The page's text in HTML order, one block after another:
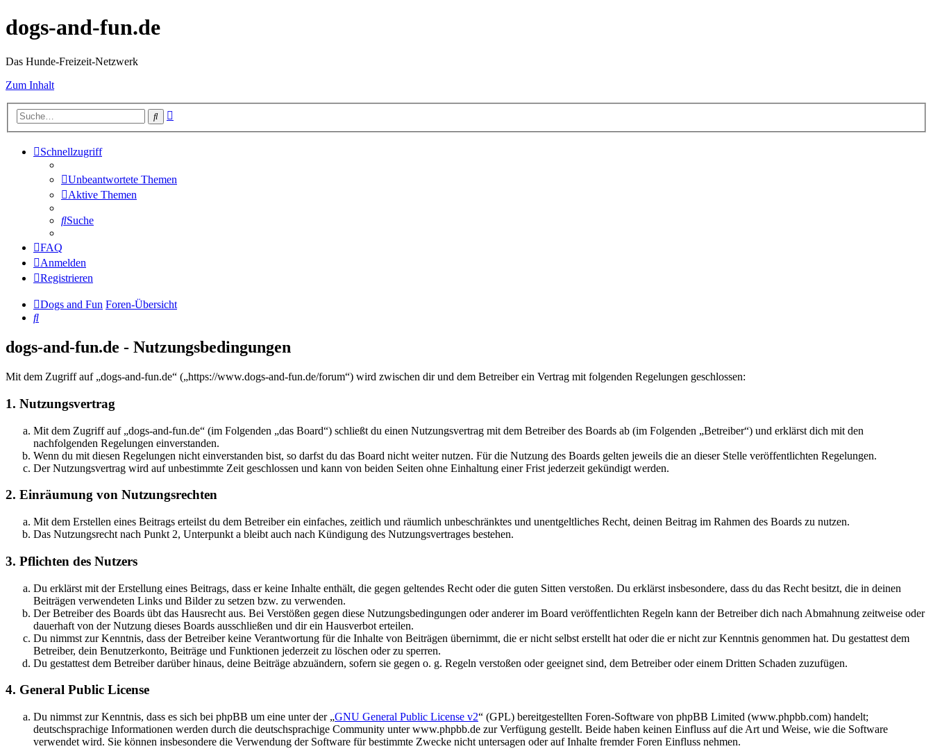
dogs-and-fun.de
Das Hunde-Freizeit-Netzwerk
Zum Inhalt
Suche
Schnellzugriff
Unbeantwortete Themen
Aktive Themen
Suche
FAQ
Anmelden
Registrieren
Dogs and Fun Foren-Übersicht
Suche
dogs-and-fun.de - Nutzungsbedingungen
Mit dem Zugriff auf „dogs-and-fun.de“ („https://www.dogs-and-fun.de/forum“) wird zwischen dir und dem Betreiber ein Vertrag mit folgenden Regelungen geschlossen:
1. Nutzungsvertrag
Mit dem Zugriff auf „dogs-and-fun.de“ (im Folgenden „das Board“) schließt du einen Nutzungsvertrag mit dem Betreiber des Boards ab (im Folgenden „Betreiber“) und erklärst dich mit den
nachfolgenden Regelungen einverstanden.
Wenn du mit diesen Regelungen nicht einverstanden bist, so darfst du das Board nicht weiter nutzen. Für die Nutzung des Boards gelten jeweils die an dieser Stelle veröffentlichten Regelungen.
Der Nutzungsvertrag wird auf unbestimmte Zeit geschlossen und kann von beiden Seiten ohne Einhaltung einer Frist jederzeit gekündigt werden.
2. Einräumung von Nutzungsrechten
Mit dem Erstellen eines Beitrags erteilst du dem Betreiber ein einfaches, zeitlich und räumlich unbeschränktes und unentgeltliches Recht, deinen Beitrag im Rahmen des Boards zu nutzen.
Das Nutzungsrecht nach Punkt 2, Unterpunkt a bleibt auch nach Kündigung des Nutzungsvertrages bestehen.
3. Pflichten des Nutzers
Du erklärst mit der Erstellung eines Beitrags, dass er keine Inhalte enthält, die gegen geltendes Recht oder die guten Sitten verstoßen. Du erklärst insbesondere, dass du das Recht besitzt, die in deinen
Beiträgen verwendeten Links und Bilder zu setzen bzw. zu verwenden.
Der Betreiber des Boards übt das Hausrecht aus. Bei Verstößen gegen diese Nutzungsbedingungen oder anderer im Board veröffentlichten Regeln kann der Betreiber dich nach Abmahnung zeitweise oder
dauerhaft von der Nutzung dieses Boards ausschließen und dir ein Hausverbot erteilen.
Du nimmst zur Kenntnis, dass der Betreiber keine Verantwortung für die Inhalte von Beiträgen übernimmt, die er nicht selbst erstellt hat oder die er nicht zur Kenntnis genommen hat. Du gestattest dem
Betreiber, dein Benutzerkonto, Beiträge und Funktionen jederzeit zu löschen oder zu sperren.
Du gestattest dem Betreiber darüber hinaus, deine Beiträge abzuändern, sofern sie gegen o. g. Regeln verstoßen oder geeignet sind, dem Betreiber oder einem Dritten Schaden zuzufügen.
4. General Public License
Du nimmst zur Kenntnis, dass es sich bei phpBB um eine unter der „GNU General Public License v2“ (GPL) bereitgestellten Foren-Software von phpBB Limited (www.phpbb.com) handelt;
deutschsprachige Informationen werden durch die deutschsprachige Community unter www.phpbb.de zur Verfügung gestellt. Beide haben keinen Einfluss auf die Art und Weise, wie die Software
verwendet wird. Sie können insbesondere die Verwendung der Software für bestimmte Zwecke nicht untersagen oder auf Inhalte fremder Foren Einfluss nehmen.